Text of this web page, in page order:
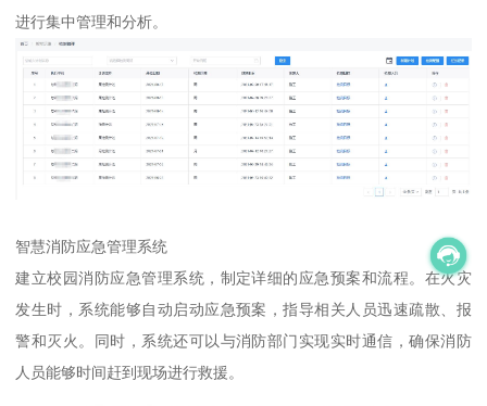
进行集中管理和分析。
智慧消防应急管理系统
建立校园消防应急管理系统，制定详细的应急预案和流程。在火灾
发生时，系统能够自动启动应急预案，指导相关人员迅速疏散、报
警和灭火。同时，系统还可以与消防部门实现实时通信，确保消防
人员能够时间赶到现场进行救援。